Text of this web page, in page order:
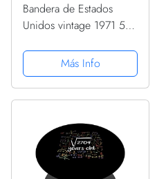
Bandera de Estados
Unidos vintage 1971 52
regalos de cumpleaños
52 PopSockets PopGrip
Intercambiable
Más Info